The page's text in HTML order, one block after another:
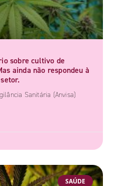
sobre cultivo de
ainda não respondeu à
Sanitária (Anvisa)
SAÚDE